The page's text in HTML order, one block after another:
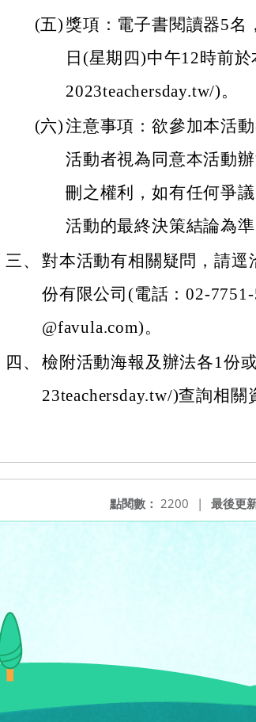
(五) 獎項：電子書閱讀器5名
日(星期四)中午12時前
2023teachersday.tw/)。
(六)注意事項：欲參加本活
活動者視為同意本活動
刪之權利，如有任何爭
活動的最終決策結論為準
三、 對本活動有相關疑問，請
份有限公司(電話：02-
@favula.com)。
四、 檢附活動海報及辦法各1份
23teachersday.tw/)查詢相關
最後更
點閱數： 2200 |